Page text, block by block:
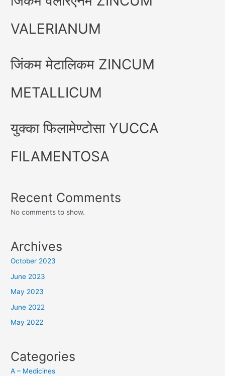
VALERIANUM
जिंकम मेटालिकम ZINCUM
METALLICUM
युक्का फिलामेण्टोसा YUCCA
FILAMENTOSA
Recent Comments
No comments to show.
Archives
October 2023
June 2023
May 2023
June 2022
May 2022
Categories
A – Medicines